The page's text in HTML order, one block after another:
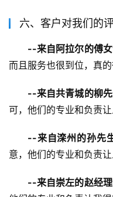
六、客户对我们的
--来自阿拉尔的傅女
而且服务也很到位，真的
--来自共青城的柳
可，他们的专业和负责让
--来自滦州的孙先
意，他们的专业和负责让
--来自崇左的赵经理